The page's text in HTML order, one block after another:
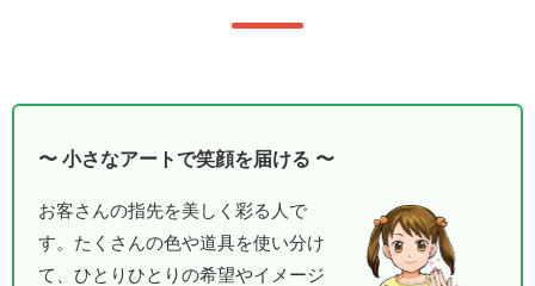
小さなアートで笑顔を届ける
お客さんの指先を美しく彩る人で
す。たくさんの色や道具を使い分け
て、ひとりひとりの希望やイメージ